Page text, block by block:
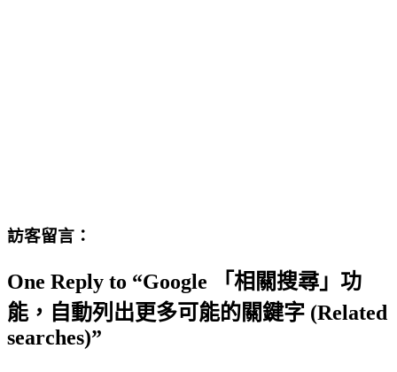
訪客留言：
One Reply to “Google 「相關搜尋」功
能，自動列出更多可能的關鍵字 (Related
searches)”